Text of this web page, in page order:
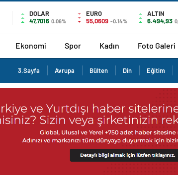
DOLAR
47,7016 0.06%
EURO
55,0609 -0.14%
ALTIN
6.494,93
Ekonomi Spor Kadın Foto Galeri
3.Sayfa Avrupa Bülten Din Eğitim